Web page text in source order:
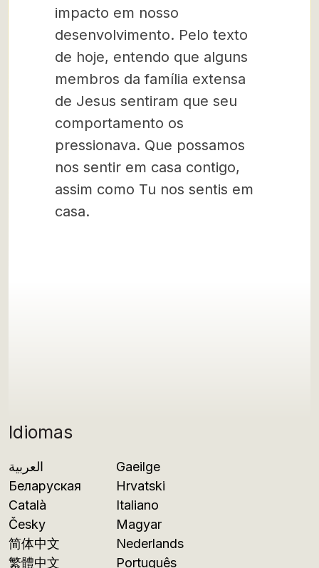
Idiomas
العربية
Беларуская
Català
Česky
简体中文
繁體中文
Gaeilge
Hrvatski
Italiano
Magyar
Nederlands
Português
impacto em nosso
desenvolvimento. Pelo texto
de hoje, entendo que alguns
membros da família extensa
de Jesus sentiram que seu
comportamento os
pressionava. Que possamos
nos sentir em casa contigo,
assim como Tu nos sentis em
casa.